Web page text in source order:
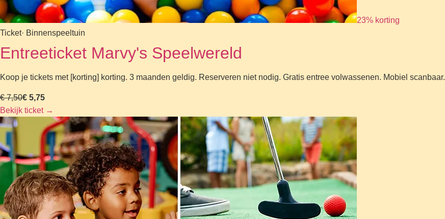
23% korting
Ticket· Binnenspeeltuin
Entreeticket Marvy's Speelwereld
Koop je tickets met [korting] korting. 3 maanden geldig. Reserveren niet nodig. Gratis entree volwassenen. Mobiel scanbaar.
€ 7,50€ 5,75
Bekijk ticket →